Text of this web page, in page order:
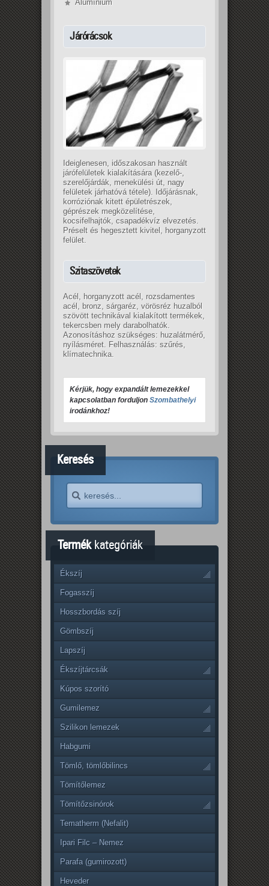
Alumínium
Járórácsok
Ideiglenesen, időszakosan használt
járófelületek kialakítására (kezelő-,
szerelőjárdák, menekülési út, nagy
felületek járhatóvá tétele). Időjárásnak,
korróziónak kitett épületrészek,
géprészek megközelítése,
kocsifelhajtók, csapadékvíz elvezetés.
Préselt és hegesztett kivitel, horganyzott
felület.
Szitaszövetek
Acél, horganyzott acél, rozsdamentes
acél, bronz, sárgaréz, vörösréz huzalból
szövött technikával kialakított termékek,
tekercsben mely darabolhatók.
Azonosításhoz szükséges: huzalátmérő,
nyílásméret. Felhasználás: szűrés,
klímatechnika.
Kérjük, hogy expandált lemezekkel
kapcsolatban forduljon Szombathelyi
irodánkhoz!
Keresés
Termékkategóriák
Ékszíj
Fogasszíj
Hosszbordás szíj
Gömbszíj
Lapszíj
Ékszíjtárcsák
Kúpos szorító
Gumilemez
Szilikon lemezek
Habgumi
Tömlő, tömlőbilincs
Tömítőlemez
Tömítőzsinórok
Tematherm (Nefalit)
Ipari Filc – Nemez
Parafa (gumirozott)
Heveder